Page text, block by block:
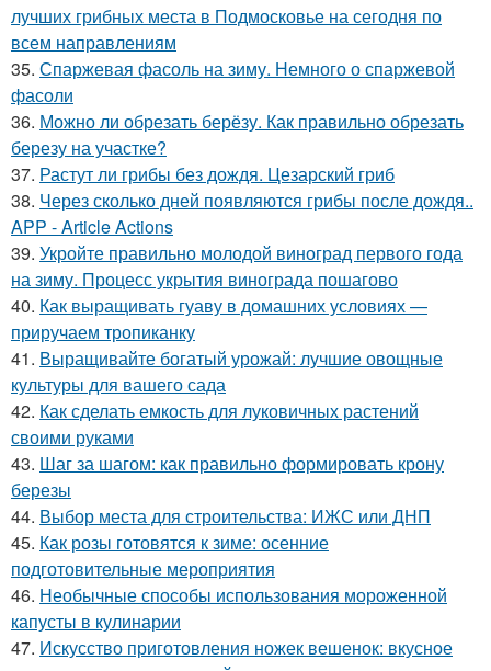
лучших грибных места в Подмосковье на сегодня по
всем направлениям
35. Спаржевая фасоль на зиму. Немного о спаржевой
фасоли
36. Можно ли обрезать берёзу. Как правильно обрезать
березу на участке?
37. Растут ли грибы без дождя. Цезарский гриб
38. Через сколько дней появляются грибы после дождя..
APP - Article Actions
39. Укройте правильно молодой виноград первого года
на зиму. Процесс укрытия винограда пошагово
40. Как выращивать гуаву в домашних условиях —
приручаем тропиканку
41. Выращивайте богатый урожай: лучшие овощные
культуры для вашего сада
42. Как сделать емкость для луковичных растений
своими руками
43. Шаг за шагом: как правильно формировать крону
березы
44. Выбор места для строительства: ИЖС или ДНП
45. Как розы готовятся к зиме: осенние
подготовительные мероприятия
46. Необычные способы использования мороженной
капусты в кулинарии
47. Искусство приготовления ножек вешенок: вкусное